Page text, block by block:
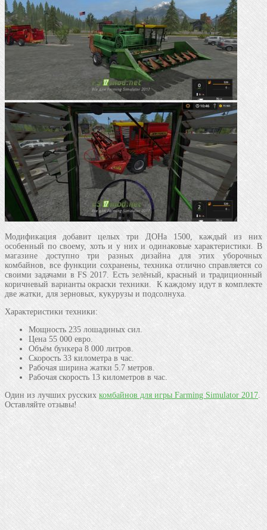
Модификация добавит целых три ДОНа 1500, каждый из них
особенный по своему, хоть и у них и одинаковые характеристики. В
магазине доступно три разных дизайна для этих уборочных
комбайнов, все функции сохранены, техника отлично справляется со
своими задачами в FS 2017. Есть зелёный, красный и традиционный
коричневый варианты окраски техники. К каждому идут в комплекте
две жатки, для зерновых, кукурузы и подсолнуха.
Характеристики техники:
Мощность 235 лошадиных сил.
Цена 55 000 евро.
Объём бункера 8 000 литров.
Скорость 33 километра в час.
Рабочая ширина жатки 5.7 метров.
Рабочая скорость 13 километров в час.
Один из лучших русских комбайнов для игры Farming Simulator 2017
Оставляйте отзывы!